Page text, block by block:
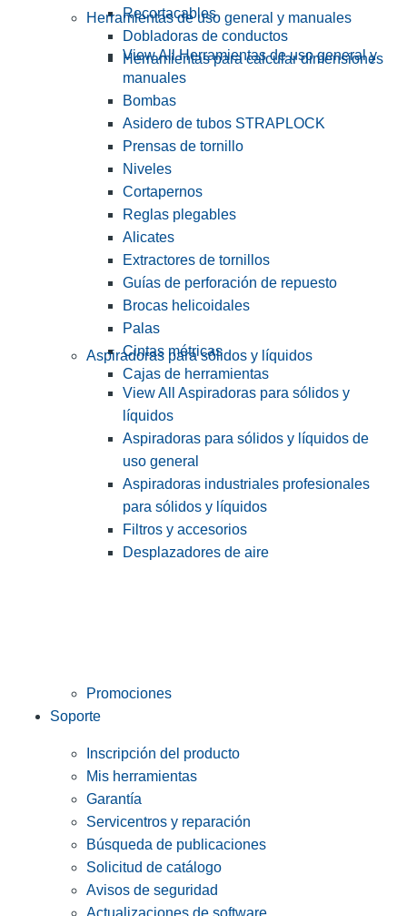
Recortacables
Dobladoras de conductos
Herramientas para calcular dimensiones
Herramientas de uso general y manuales
View All Herramientas de uso general y
manuales
Bombas
Asidero de tubos STRAPLOCK
Prensas de tornillo
Niveles
Cortapernos
Reglas plegables
Alicates
Extractores de tornillos
Guías de perforación de repuesto
Brocas helicoidales
Palas
Cintas métricas
Cajas de herramientas
Aspiradoras para sólidos y líquidos
View All Aspiradoras para sólidos y
líquidos
Aspiradoras para sólidos y líquidos de
uso general
Aspiradoras industriales profesionales
para sólidos y líquidos
Filtros y accesorios
Desplazadores de aire
Promociones
Soporte
Inscripción del producto
Mis herramientas
Garantía
Servicentros y reparación
Búsqueda de publicaciones
Solicitud de catálogo
Avisos de seguridad